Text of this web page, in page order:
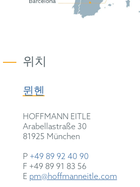
위치
뮌헨
HOFFMANN EITLE
Arabellastraße 30
81925 München
P +49 89 92 40 90
F +49 89 91 83 56
E pm@hoffmanneitle.com